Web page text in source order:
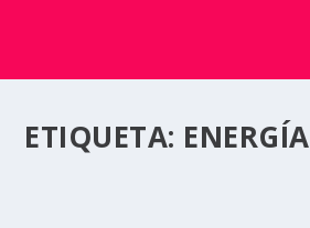
ETIQUETA: ENERGÍA